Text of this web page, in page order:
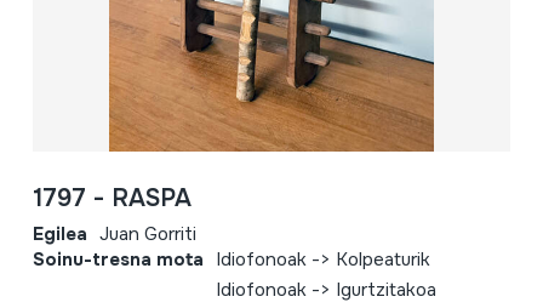
1797 - RASPA
Egilea Juan Gorriti
Soinu-tresna mota Idiofonoak -> Kolpeaturik
Idiofonoak -> Igurtzitakoa